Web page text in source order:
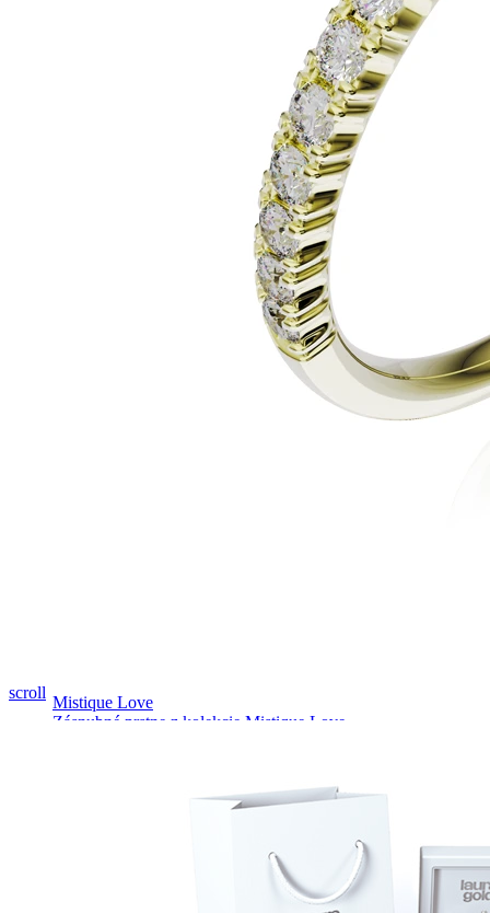
Mistique Love
Zásnubné prstne z kolekcie Mistique Love.
scroll